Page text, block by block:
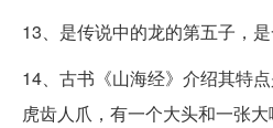
13、是传说中的龙的第五子，是
14、古书《山海经》介绍其特
虎齿人爪，有一个大头和一张大